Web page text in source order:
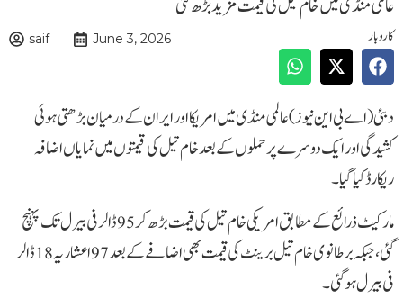
کاروبار saif June 3, 2026
دبئی (اے بی این نیوز)عالمی منڈی میں امریکا اور ایران کے درمیان بڑھتی ہوئی
کشیدگی اور ایک دوسرے پر حملوں کے بعد خام تیل کی قیمتوں میں نمایاں اضافہ
ریکارڈ کیا گیا۔
مارکیٹ ذرائع کےمطابق امریکی خام تیل کی قیمت بڑھ کر 95 ڈالر فی بیرل تک پہنچ
گئی،جبکہ برطانوی خام تیل برینٹ کی قیمت بھی اضافے کے بعد 97 اعشاریہ 18 ڈالر
فی بیرل ہو گئی۔